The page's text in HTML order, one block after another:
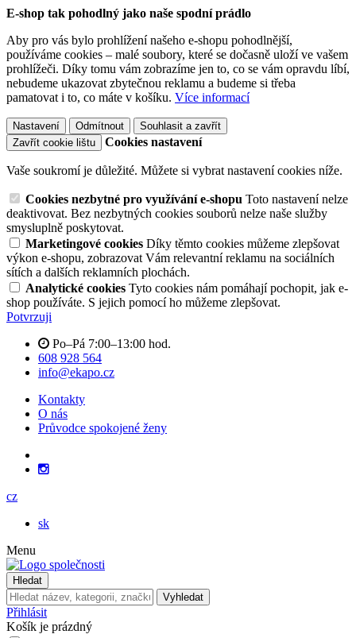
E-shop tak pohodlný jako naše spodní prádlo
Aby pro vás bylo prohlížení našeho e-shopu pohodlnější,
používáme cookies – malé soubory, které se dočasně uloží ve vašem
prohlížeči. Díky tomu vám zobrazíme jen to, co se vám opravdu líbí,
nebudeme ukazovat zbytečnou reklamu a budeme si třeba
pamatovat i to, co máte v košíku. Více informací
Nastavení Odmítnout
Souhlasit a zavřít
Zavřít cookie lištu
Cookies nastavení
Vaše soukromí je důležité. Můžete si vybrat nastavení cookies níže.
Cookies nezbytné pro využívání e-shopu Toto nastavení nelze
deaktivovat. Bez nezbytných cookies souborů nelze naše služby
smysluplně poskytovat.
Marketingové cookies Díky těmto cookies můžeme zlepšovat
výkon e-shopu, zobrazovat Vám relevantní reklamu na sociálních
sítích a dalších reklamních plochách.
Analytické cookies Tyto cookies nám pomáhají pochopit, jak e-
shop používáte. S jejich pomocí ho můžeme zlepšovat.
Potvrzuji
Po–Pá 7:00–13:00 hod.
608 928 564
info@ekapo.cz
Kontakty
O nás
Průvodce spokojené ženy
cz
sk
Menu
Hledat
Vyhledat
Přihlásit
Košík je prázdný